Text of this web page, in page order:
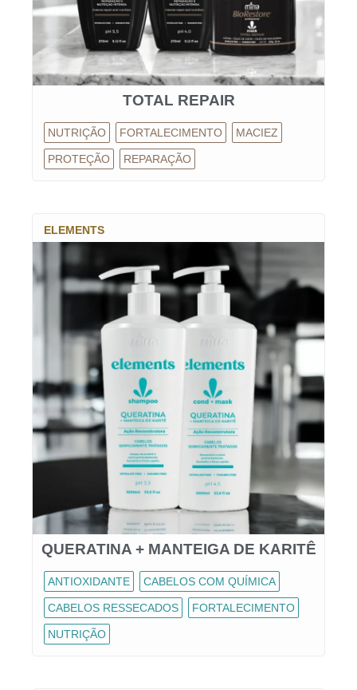
TOTAL REPAIR
NUTRIÇÃO FORTALECIMENTO MACIEZ
PROTEÇÃO REPARAÇÃO
ELEMENTS
QUERATINA + MANTEIGA DE KARITÊ
ANTIOXIDANTE CABELOS COM QUÍMICA
CABELOS RESSECADOS FORTALECIMENTO
NUTRIÇÃO